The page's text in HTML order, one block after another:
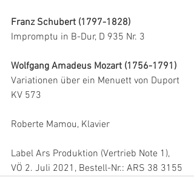
Franz Schubert (1797-1828)
Impromptu in B-Dur, D 935 Nr. 3
Wolfgang Amadeus Mozart (1756-1791)
Variationen über ein Menuett von Duport
KV 573
Roberte Mamou, Klavier
Label Ars Produktion (Vertrieb Note 1),
VÖ 2. Juli 2021, Bestell-Nr.: ARS 38 3155